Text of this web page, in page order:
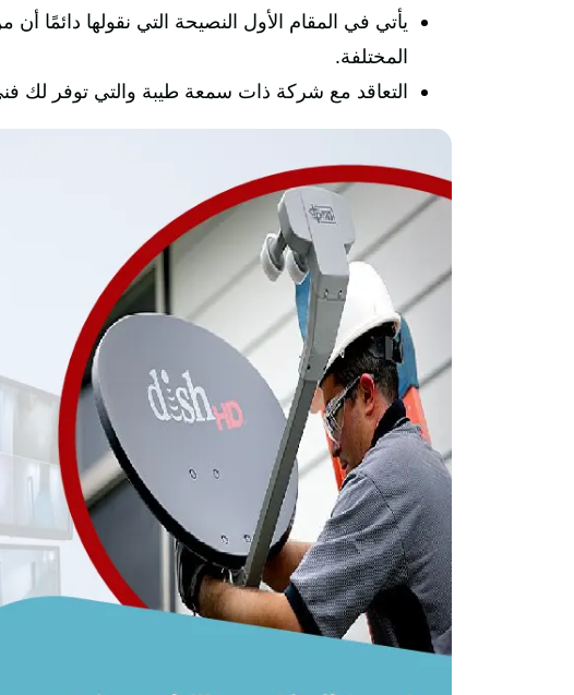
يأتي في المقام الأول النصيحة التي نقولها
المختلفة.
التعاقد مع شركة ذات سمعة طيبة والتي توفر لك